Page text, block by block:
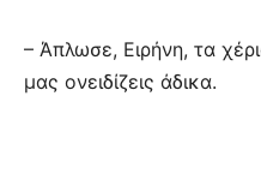
– Άπλωσε, Ειρήνη, τα
μας ονειδίζεις άδικα.